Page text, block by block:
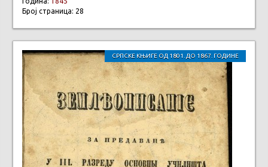
Број страница: 28
СРПСКЕ КЊИГЕ ОД 1801. ДО 1867. ГОДИНЕ